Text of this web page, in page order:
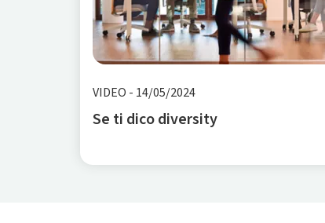
VIDEO - 14/05/2024
Se ti dico diversity